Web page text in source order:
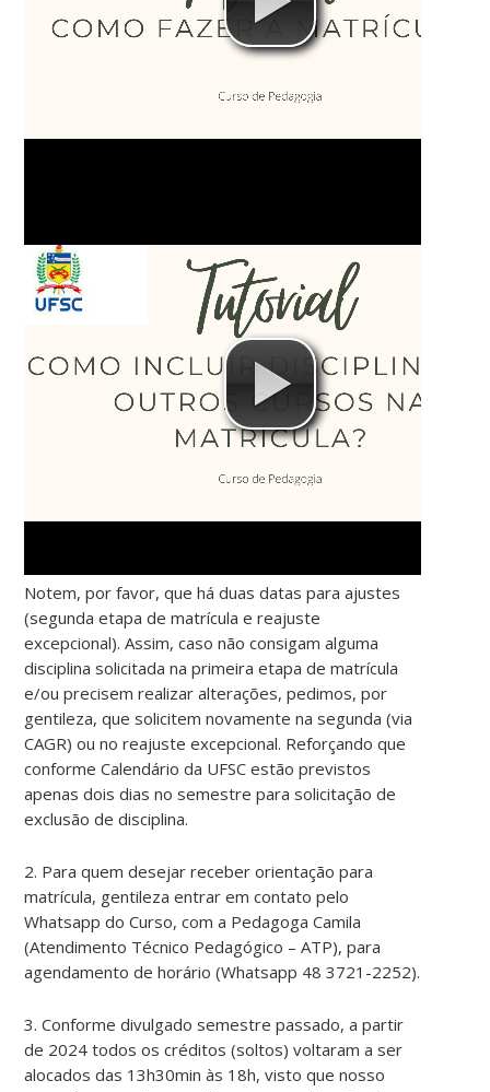
Notem, por favor, que há duas datas para ajustes
(segunda etapa de matrícula e reajuste
excepcional). Assim, caso não consigam alguma
disciplina solicitada na primeira etapa de matrícula
e/ou precisem realizar alterações, pedimos, por
gentileza, que solicitem novamente na segunda (via
CAGR) ou no reajuste excepcional. Reforçando que
conforme Calendário da UFSC estão previstos
apenas dois dias no semestre para solicitação de
exclusão de disciplina.
2. Para quem desejar receber orientação para
matrícula, gentileza entrar em contato pelo
Whatsapp do Curso, com a Pedagoga Camila
(Atendimento Técnico Pedagógico – ATP), para
agendamento de horário (Whatsapp 48 3721-2252).
3. Conforme divulgado semestre passado, a partir
de 2024 todos os créditos (soltos) voltaram a ser
alocados das 13h30min às 18h, visto que nosso